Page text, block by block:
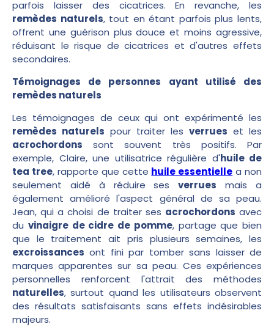
parfois laisser des cicatrices. En revanche, les
remèdes naturels, tout en étant parfois plus lents,
offrent une guérison plus douce et moins agressive,
réduisant le risque de cicatrices et d'autres effets
secondaires.
Témoignages de personnes ayant utilisé des
remèdes naturels
Les témoignages de ceux qui ont expérimenté les
remèdes naturels pour traiter les verrues et les
acrochordons sont souvent très positifs. Par
exemple, Claire, une utilisatrice régulière d'huile de
tea tree, rapporte que cette huile essentielle a non
seulement aidé à réduire sesverrues mais a
également amélioré l'aspect général de sa peau.
Jean, qui a choisi de traiter ses acrochordons avec
du vinaigre de cidre de pomme, partage que bien
que le traitement ait pris plusieurs semaines, les
excroissances ont fini par tomber sans laisser de
marques apparentes sur sa peau. Ces expériences
personnelles renforcent l'attrait des méthodes
naturelles, surtout quand les utilisateurs observent
des résultats satisfaisants sans effets indésirables
majeurs.